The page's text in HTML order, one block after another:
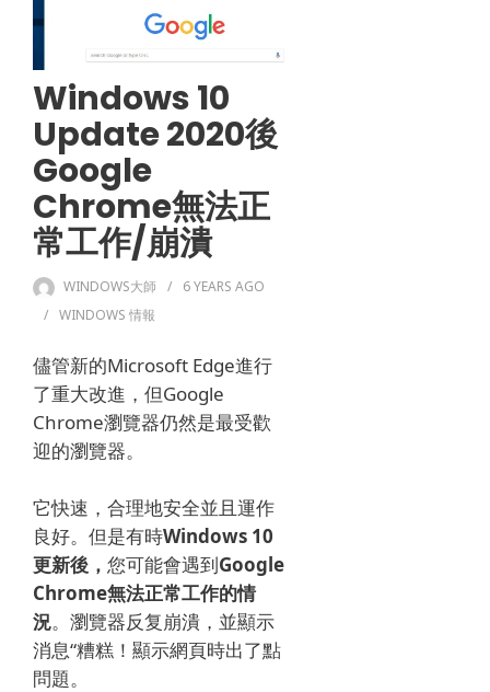
Windows 10
Update 2020後
Google
Chrome無法正
常工作/崩潰
WINDOWS大師 6 YEARS AGO
WINDOWS 情報
儘管新的Microsoft Edge進行
了重大改進，但Google
Chrome瀏覽器仍然是最受歡
迎的瀏覽器。
它快速，合理地安全並且運作
良好。 但是有時Windows 10
更新後， 您可能會遇到Google
Chrome無法正常工作的情
況。 瀏覽器反复崩潰，並顯示
消息“糟糕！ 顯示網頁時出了點
問題。